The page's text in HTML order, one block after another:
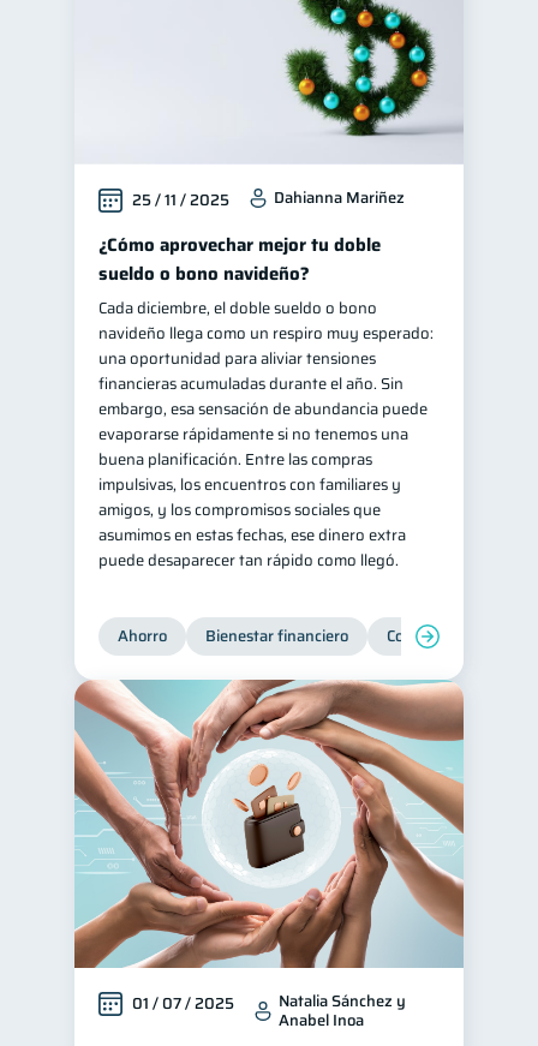
25 / 11 / 2025 Dahianna Mariñez
¿Cómo aprovechar mejor tu doble
sueldo o bono navideño?
Cada diciembre, el doble sueldo o bono
navideño llega como un respiro muy esperado:
una oportunidad para aliviar tensiones
financieras acumuladas durante el año. Sin
embargo, esa sensación de abundancia puede
evaporarse rápidamente si no tenemos una
buena planificación. Entre las compras
impulsivas, los encuentros con familiares y
amigos, y los compromisos sociales que
asumimos en estas fechas, ese dinero extra
puede desaparecer tan rápido como llegó.
Ahorro Bienestar financiero Consejos
01 / 07 / 2025 Natalia Sánchez y
Anabel Inoa